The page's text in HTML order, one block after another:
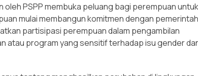
oleh PSPP membuka peluang bagi perempuan untuk
mulai membangun komitmen dengan pemerintah
partisipasi perempuan dalam pengambilan
atau program yang sensitif terhadap isu gender